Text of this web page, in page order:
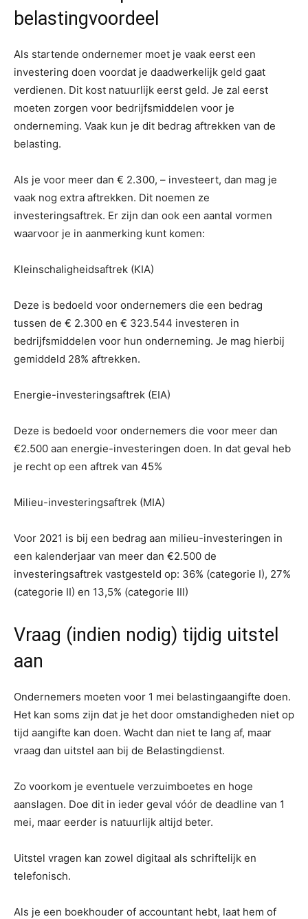
belastingvoordeel
Als startende ondernemer moet je vaak eerst een
investering doen voordat je daadwerkelijk geld gaat
verdienen. Dit kost natuurlijk eerst geld. Je zal eerst
moeten zorgen voor bedrijfsmiddelen voor je
onderneming. Vaak kun je dit bedrag aftrekken van de
belasting.
Als je voor meer dan € 2.300, – investeert, dan mag je
vaak nog extra aftrekken. Dit noemen ze
investeringsaftrek. Er zijn dan ook een aantal vormen
waarvoor je in aanmerking kunt komen:
Kleinschaligheidsaftrek (KIA)
Deze is bedoeld voor ondernemers die een bedrag
tussen de € 2.300 en € 323.544 investeren in
bedrijfsmiddelen voor hun onderneming. Je mag hierbij
gemiddeld 28% aftrekken.
Energie-investeringsaftrek (EIA)
Deze is bedoeld voor ondernemers die voor meer dan
€2.500 aan energie-investeringen doen. In dat geval heb
je recht op een aftrek van 45%
Milieu-investeringsaftrek (MIA)
Voor 2021 is bij een bedrag aan milieu-investeringen in
een kalenderjaar van meer dan €2.500 de
investeringsaftrek vastgesteld op: 36% (categorie I), 27%
(categorie II) en 13,5% (categorie III)
Vraag (indien nodig) tijdig uitstel
aan
Ondernemers moeten voor 1 mei belastingaangifte doen.
Het kan soms zijn dat je het door omstandigheden niet op
tijd aangifte kan doen. Wacht dan niet te lang af, maar
vraag dan uitstel aan bij de Belastingdienst.
Zo voorkom je eventuele verzuimboetes en hoge
aanslagen. Doe dit in ieder geval vóór de deadline van 1
mei, maar eerder is natuurlijk altijd beter.
Uitstel vragen kan zowel digitaal als schriftelijk en
telefonisch.
Als je een boekhouder of accountant hebt, laat hem of